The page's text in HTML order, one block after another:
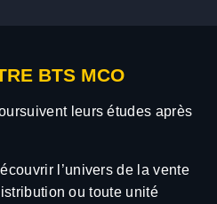
BTS MCO
leurs études après
l’univers de la vente
ou toute unité